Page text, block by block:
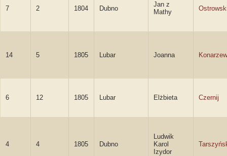
7 2 1804 Dubno
Jan z
Mathy
14 5 1805 Lubar Joanna
6 12 1805 Lubar Elżbieta Czernij
4 4 1805 Dubno
Ludwik
Karol
Izydor